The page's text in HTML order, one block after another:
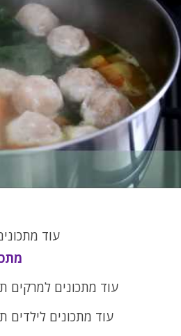
עוד
עוד מתכונים למרקים
עוד מתכונים לילדים